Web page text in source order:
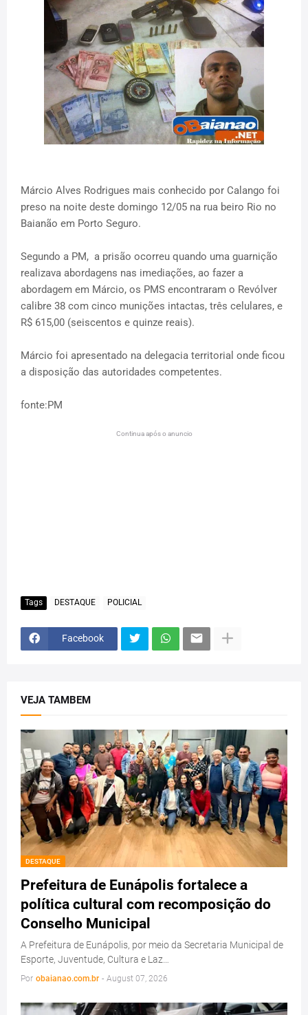
Márcio Alves Rodrigues mais conhecido por Calango foi
preso na noite deste domingo 12/05 na rua beiro Rio no
Baianão em Porto Seguro.
Segundo a PM, a prisão ocorreu quando uma guarnição
realizava abordagens nas imediações, ao fazer a
abordagem em Márcio, os PMS encontraram o Revólver
calibre 38 com cinco munições intactas, três celulares, e
R$ 615,00 (seiscentos e quinze reais).
Márcio foi apresentado na delegacia territorial onde ficou
a disposição das autoridades competentes.
fonte:PM
Continua após o anuncio
Tags DESTAQUE POLICIAL
Facebook
VEJA TAMBEM
DESTAQUE
Prefeitura de Eunápolis fortalece a
política cultural com recomposição do
Conselho Municipal
A Prefeitura de Eunápolis, por meio da Secretaria Municipal de
Esporte, Juventude, Cultura e Laz…
Por obaianao.com.br - August 07, 2026